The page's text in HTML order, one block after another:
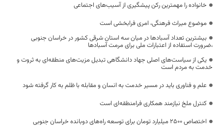
خانواده را مهمترین رکن پیشگیری از آسیب‌های اجتماعی
موضوع میراث فرهنگی، امری فرابخشی است
بیشترین تعداد آسبادها در میان سه استان شرقی کشور در خراسان جنوبی
،ضرورت استفاده از اعتبارات ملی برای مرمت آسبادها
یکی از سیاست‌های اصلی جهاد دانشگاهی تبدیل مزیت‌های منطقه‌ای به ثروت و
خدمت به مردم است
علم و فناوری باید در مسیر خدمت به انسان و مقابله با ظلم به کار گرفته شود
کنترل ملخ نیازمند همکاری فرامنطقه‌ای است
اختصاص 2500 میلیارد تومان برای توسعه راه‌های دوبانده خراسان جنوبی